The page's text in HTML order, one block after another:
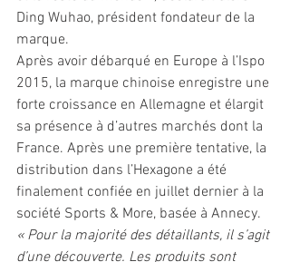
Ding Wuhao, président fondateur de la
marque.
Après avoir débarqué en Europe à l’Ispo
2015, la marque chinoise enregistre une
forte croissance en Allemagne et élargit
sa présence à d’autres marchés dont la
France. Après une première tentative, la
distribution dans l’Hexagone a été
finalement confiée en juillet dernier à la
société Sports & More, basée à Annecy.
« Pour la majorité des détaillants, il s’agit
d’une découverte. Les produits sont